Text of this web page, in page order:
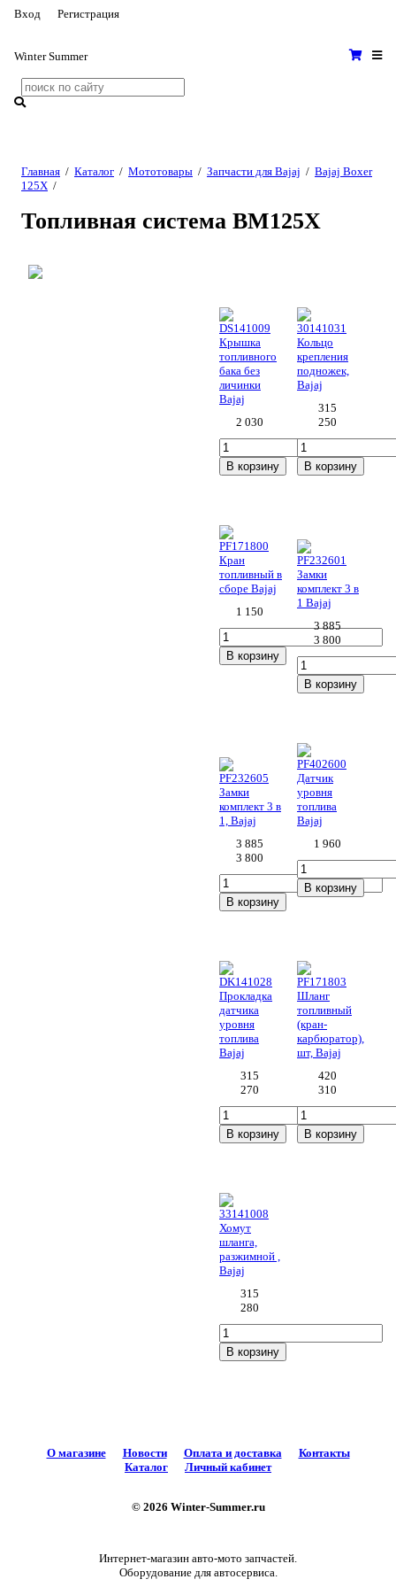
Вход Регистрация
WinterSummer
Главная / Каталог / Мототовары / Запчасти для Bajaj / Bajaj Boxer
125X /
Топливная система BM125X
DS141009
Крышка
топливного
бака без
личинки
Bajaj
2 030
В корзину
30141031
Кольцо
крепления
подножек,
Bajaj
315
250
В корзину
PF171800
Кран
топливный в
сборе Bajaj
1 150
В корзину
PF232601
Замки
комплект 3 в
1 Bajaj
3 885
3 800
В корзину
PF232605
Замки
комплект 3 в
1, Bajaj
3 885
3 800
В корзину
PF402600
Датчик
уровня
топлива
Bajaj
1 960
В корзину
DK141028
Прокладка
датчика
уровня
топлива
Bajaj
315
270
В корзину
PF171803
Шланг
топливный
(кран-
карбюратор),
шт, Bajaj
420
310
В корзину
33141008
Хомут
шланга,
разжимной ,
Bajaj
315
280
В корзину
О магазине Новости Оплата и доставка
Контакты
Каталог
Личный кабинет
© 2026 Winter-Summer.ru
Интернет-магазин авто-мото запчастей.
Оборудование для автосервиса.